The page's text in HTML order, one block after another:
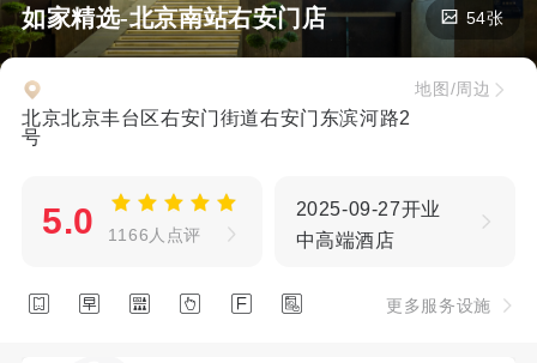
如家精选-北京南站右安门店 54张
北京北京丰台区右安门街道右安门东滨河路2
号
地图/周边
5.0 1166人点评
2025-09-27开业
中高端酒店
      更多服务设施